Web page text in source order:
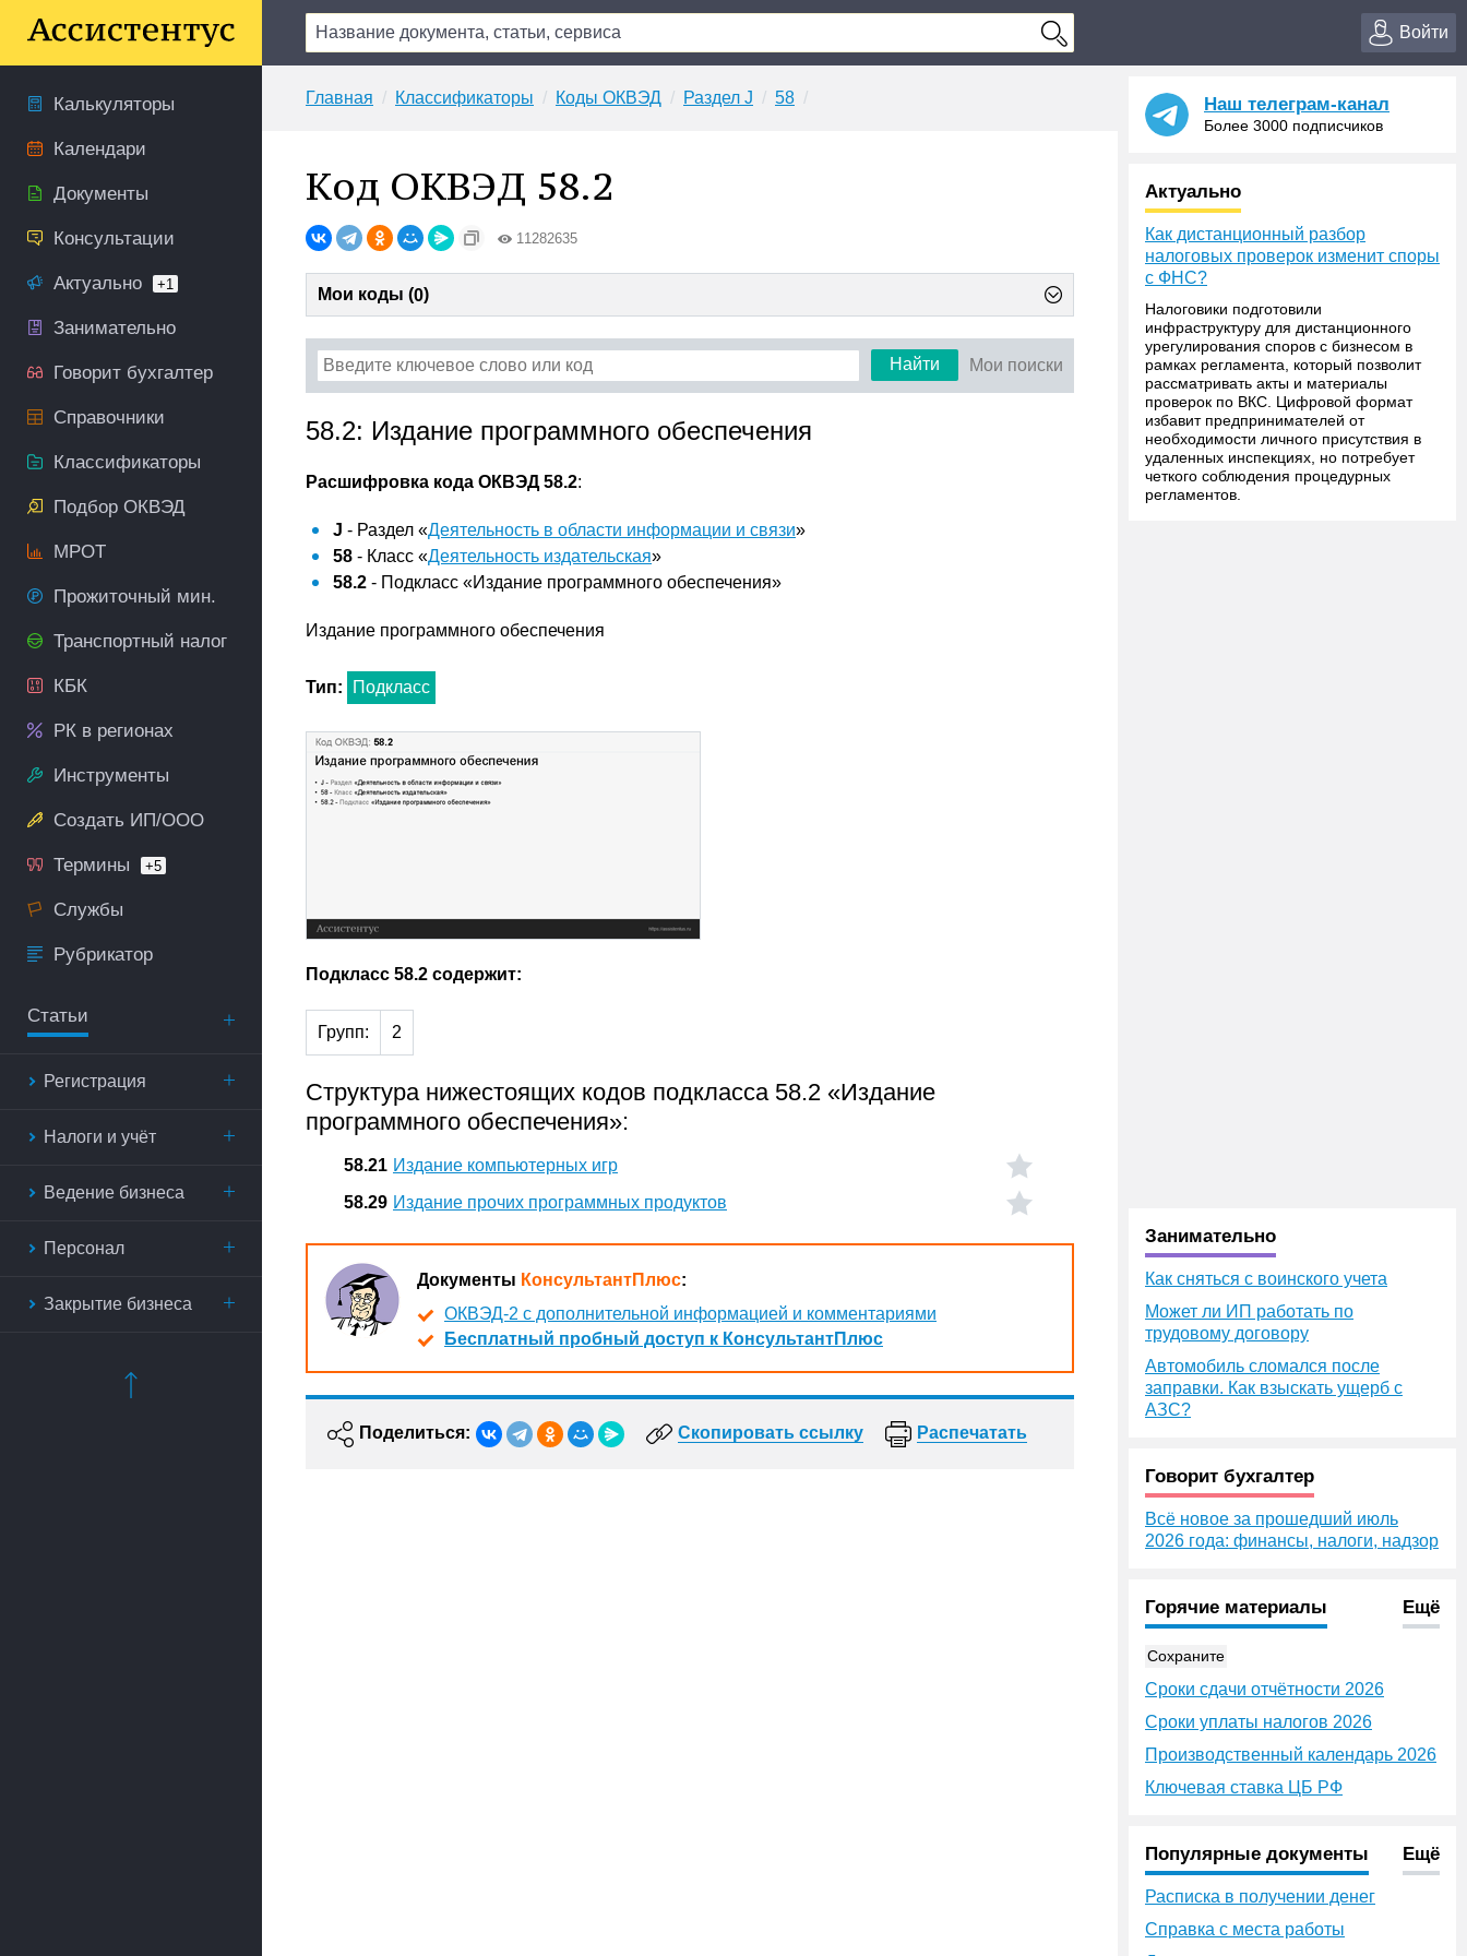
Войти
Калькуляторы
Календари
Документы
Консультации
Актуально +1
Занимательно
Говорит бухгалтер
Справочники
Классификаторы
Подбор ОКВЭД
МРОТ
Прожиточный мин.
Транспортный налог
КБК
РК в регионах
Инструменты
Создать ИП/ООО
Термины +5
Службы
Рубрикатор
Статьи
Регистрация
Налоги и учёт
Ведение бизнеса
Персонал
Закрытие бизнеса
Главная Классификаторы Коды ОКВЭД Раздел J 58
Код ОКВЭД 58.2
11282635
Мои коды (0)
Найти Мои поиски
58.2: Издание программного обеспечения
Расшифровка кода ОКВЭД 58.2:
J - Раздел «Деятельность в области информации и связи»
58 - Класс «Деятельность издательская»
58.2 - Подкласс «Издание программного обеспечения»
Издание программного обеспечения
Тип: Подкласс
Подкласс 58.2 содержит:
Групп: 2
Структура нижестоящих кодов подкласса 58.2 «Издание
программного обеспечения»:
58.21 Издание компьютерных игр
58.29 Издание прочих программных продуктов
Документы КонсультантПлюс:
ОКВЭД-2 с дополнительной информацией и комментариями
Бесплатный пробный доступ к КонсультантПлюс
Поделиться: Скопировать ссылку Распечатать
Наш телеграм-канал
Более 3000 подписчиков
Актуально
Как дистанционный разбор
налоговых проверок изменит споры
с ФНС?
Налоговики подготовили
инфраструктуру для дистанционного
урегулирования споров с бизнесом в
рамках регламента, который позволит
рассматривать акты и материалы
проверок по ВКС. Цифровой формат
избавит предпринимателей от
необходимости личного присутствия в
удаленных инспекциях, но потребует
четкого соблюдения процедурных
регламентов.
Занимательно
Как сняться с воинского учета
Может ли ИП работать по
трудовому договору
Автомобиль сломался после
заправки. Как взыскать ущерб с
АЗС?
Говорит бухгалтер
Всё новое за прошедший июль
2026 года: финансы, налоги, надзор
Горячие материалы Ещё
Сохраните
Сроки сдачи отчётности 2026
Сроки уплаты налогов 2026
Производственный календарь 2026
Ключевая ставка ЦБ РФ
Популярные документы Ещё
Расписка в получении денег
Справка с места работы